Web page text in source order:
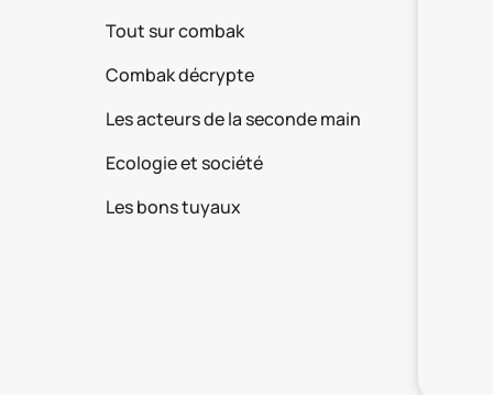
Tout sur combak
Combak décrypte
Les acteurs de la seconde main
Ecologie et société
Les bons tuyaux